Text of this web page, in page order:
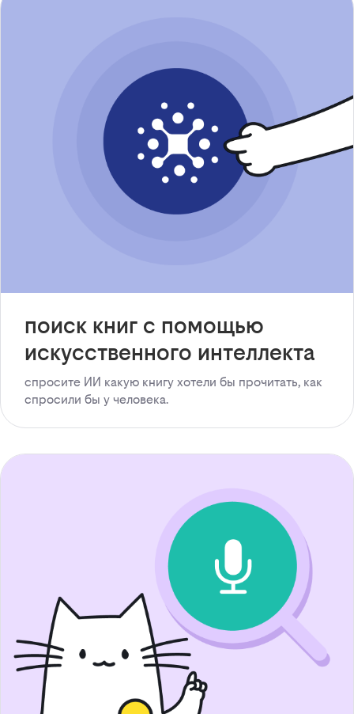
поиск книг с помощью
искусственного интеллекта
спросите ИИ какую книгу хотели бы прочитать, как
спросили бы у человека.